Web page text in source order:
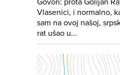
Govori: prota Golijan
Vlasenici, i normalno,
sam na ovoj našoj,
rat ušao u...